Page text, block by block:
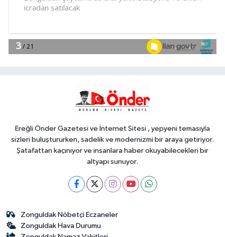
17:17
Harmancık'ta da yolları yeniliyor
Ereğli Önder Gazetesi ve İnternet Sitesi , yepyeni temasıyla
sizleri buluştururken, sadelik ve modernizmi bir araya getiriyor.
Şatafattan kaçınıyor ve insanlara haber okuyabilecekleri bir
altyapı sunuyor.
Zonguldak Nöbetçi Eczaneler
Zonguldak Hava Durumu